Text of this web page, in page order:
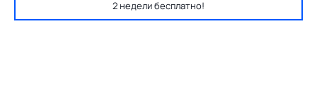
2 недели бесплатно!